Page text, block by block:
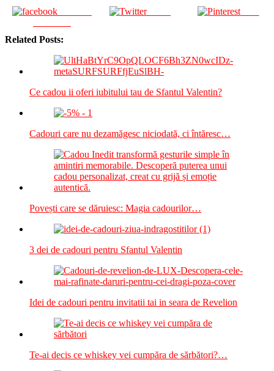
Tweet Save
Related Posts:
Ce cadou ii oferi iubitului tau de Sfantul Valentin?
Cadouri care nu dezamăgesc niciodată, ci întăresc…
Povești care se dăruiesc: Magia cadourilor…
3 dei de cadouri pentru Sfantul Valentin
Idei de cadouri pentru invitatii tai in seara de Revelion
Te-ai decis ce whiskey vei cumpăra de sărbători?…